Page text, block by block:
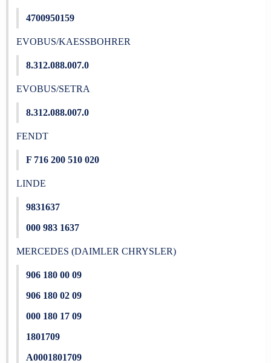
4700950159
EVOBUS/KAESSBOHRER
8.312.088.007.0
EVOBUS/SETRA
8.312.088.007.0
FENDT
F 716 200 510 020
LINDE
9831637
000 983 1637
MERCEDES (DAIMLER CHRYSLER)
906 180 00 09
906 180 02 09
000 180 17 09
1801709
A0001801709